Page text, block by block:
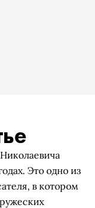
Это одно из
в котором